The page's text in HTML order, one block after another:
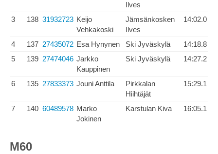
Ilves
3 138 31932723 Keijo
Vehkakoski
Jämsänkosken
Ilves
14:02.0
4 137 27435072 Esa Hynynen Ski Jyväskylä
14:18.8
5
139 27474046 Jarkko
Kauppinen
Ski Jyväskylä 14:27.2
6 135 27833373 Jouni Anttila
Pirkkalan
Hiihtäjät
15:29.1
7 140 60489578 Marko
Jokinen
Karstulan Kiva 16:05.1
M60